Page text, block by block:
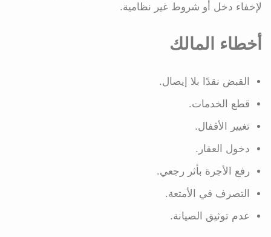
لإخفاء دخل أو شروط غير نظامية.
أخطاء المالك
القبض نقدًا بلا إيصال.
قطع الخدمات.
تغيير الأقفال.
دخول العقار.
رفع الأجرة بأثر رجعي.
التصرف في الأمتعة.
عدم توثيق الصيانة.